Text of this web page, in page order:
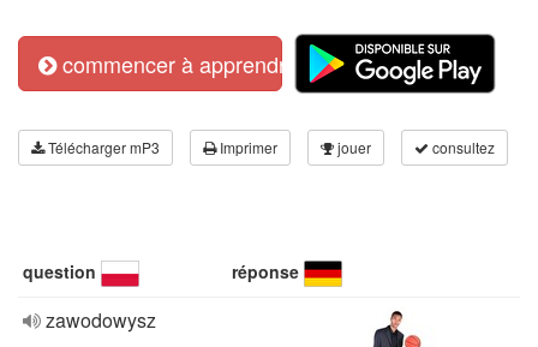
commencer à apprendre
Télécharger mP3 Imprimer jouer consultez
question réponse
zawodowysz